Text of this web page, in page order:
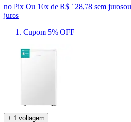
no Pix Ou 10x de R$ 128,78 sem jurosou
juros
Cupom 5% OFF
+ 1 voltagem